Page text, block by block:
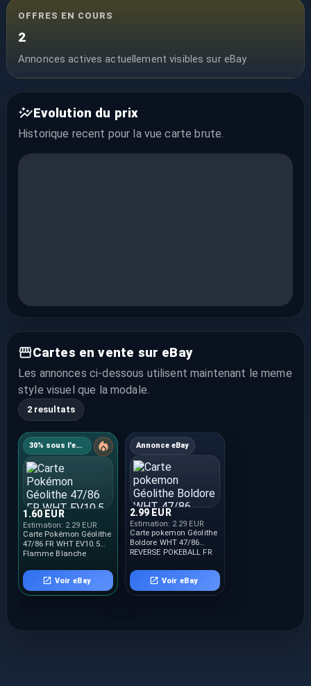
OFFRES EN COURS
2
Annonces actives actuellement visibles sur eBay
Evolution du prix
Historique recent pour la vuecarte brute.
Cartes en vente sur eBay
Les annonces ci-dessous utilisent maintenant le meme
style visuel que la modale.
2 resultats
30% sous l'estimation
1.60 EUR
Estimation: 2.29 EUR
Carte Pokémon Géolithe
47/86 FR WHT EV10.5
Flamme Blanche
Voir eBay
Annonce eBay
2.99 EUR
Estimation: 2.29 EUR
Carte pokemon Géolithe
Boldore WHT 47/86
REVERSE POKEBALL FR
Voir eBay